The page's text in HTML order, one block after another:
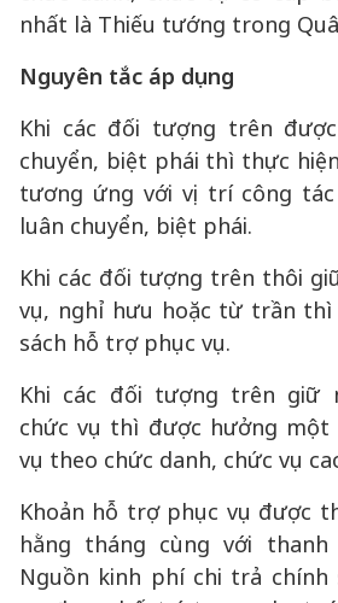
nhất là Thiếu tướng trong
Nguyên tắc áp dụng
Khi các đối tượng trên
chuyển, biệt phái thì thực
tương ứng với vị trí công
luân chuyển, biệt phái.
Khi các đối tượng trên thôi
vụ, nghỉ hưu hoặc từ trần
sách hỗ trợ phục vụ.
Khi các đối tượng trên giữ
chức vụ thì được hưởng
vụ theo chức danh, chức vụ
Khoản hỗ trợ phục vụ được
hằng tháng cùng với
Nguồn kinh phí chi trả